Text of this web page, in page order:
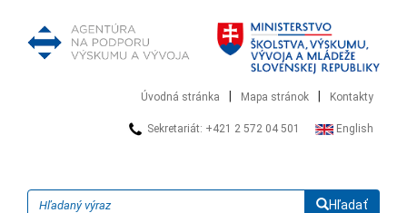
Úvodná stránka Mapa stránok Kontakty
Sekretariát: +421 2 572 04 501 English
Hľadať